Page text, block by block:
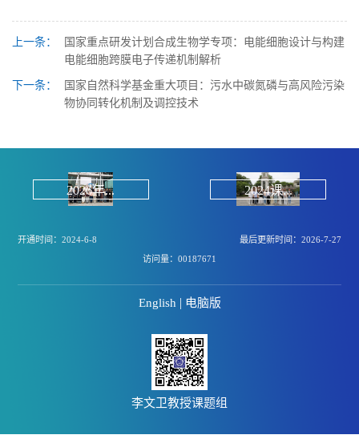
上一条：
国家重点研发计划合成生物学专项：电能细胞设计与构建
电能细胞跨膜电子传递机制解析
下一条：
国家自然科学基金重大项目：污水中碳氮磷与高风险污染
物协同转化机制及调控技术
2026年... 2024课...
开通时间：2024-6-8 最后更新时间： 2026-7-27
访问量： 00187671
English | 电脑版
李文卫教授课题组